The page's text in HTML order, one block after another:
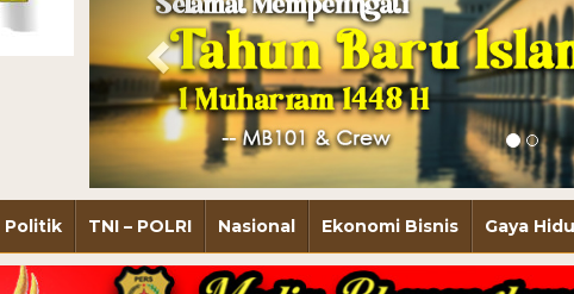
Politik TNI – POLRI Nasional Ekonomi Bisnis Gaya